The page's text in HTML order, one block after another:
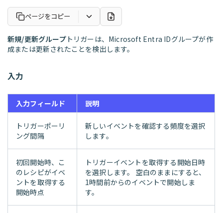
ページをコピー
新規/更新グループトリガーは、Microsoft Entra IDグループが作
成または更新されたことを検出します。
入力
入力フィールド 説明
トリガーポーリ
ング間隔
新しいイベントを確認する頻度を選択
します。
初回開始時、こ
のレシピがイベ
ントを取得する
開始時点
トリガーイベントを取得する開始日時
を選択します。 空白のままにすると、
1時間前からのイベントで開始しま
す。